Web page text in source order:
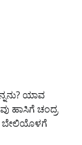
ಯಾವ
ಹಾಸಿಗೆ ಚಂದ್ರ